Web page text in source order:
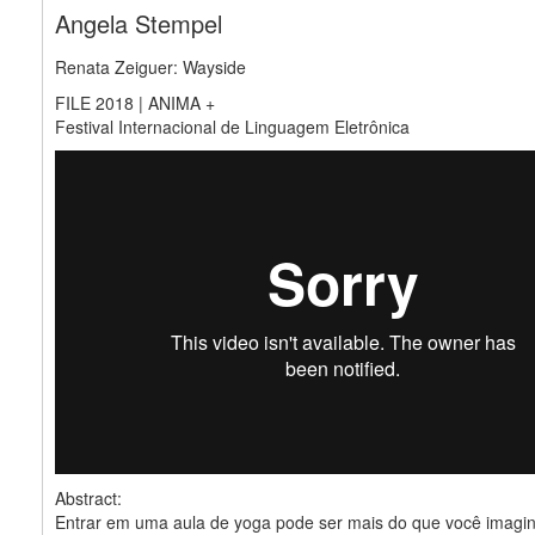
Angela Stempel
Renata Zeiguer: Wayside
FILE 2018 | ANIMA +
Festival Internacional de Linguagem Eletrônica
Abstract:
Entrar em uma aula de yoga pode ser mais do que você